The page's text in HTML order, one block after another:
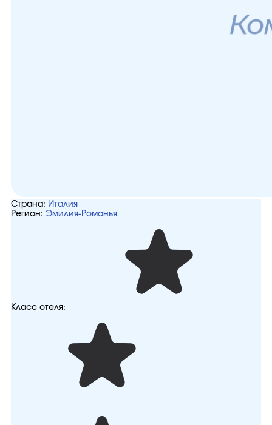
Страна: Италия
Регион: Эмилия-Романья
Класс отеля: